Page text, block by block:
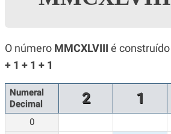
Química
Todos os Exercícios
O número MMCXLVIII é
+ 1 + 1 + 1
Numeral
Decimal
2 1
0